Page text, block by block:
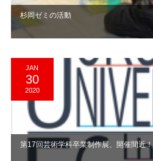
杉岡ゼミの活動
JAN
30
2020
第17回芸術学科卒業制作展、開催間近！